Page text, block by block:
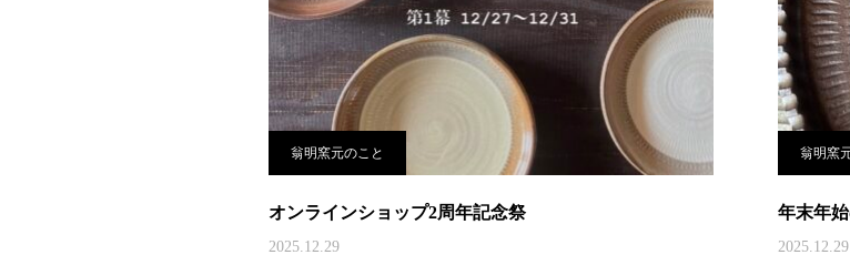
翁明窯元のこと
オンラインショップ2周年記念祭
2025.12.29
翁明窯
年末年
2025.12.29